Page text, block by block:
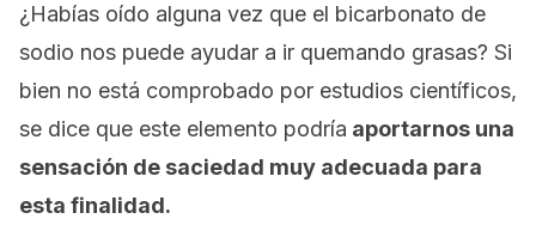
¿Habías oído alguna vez que el bicarbonato de
sodio nos puede ayudar a ir quemando grasas? Si
bien no está comprobado por estudios científicos,
se dice que este elemento podría aportarnos una
sensación de saciedad muy adecuada para
esta finalidad.